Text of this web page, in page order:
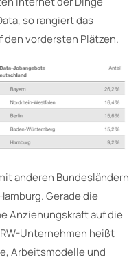
so rangiert das
vordersten Plätzen.
anderen Bundesländern
Gerade die
Anziehungskraft auf die
Unternehmen heißt
Arbeitsmodelle und